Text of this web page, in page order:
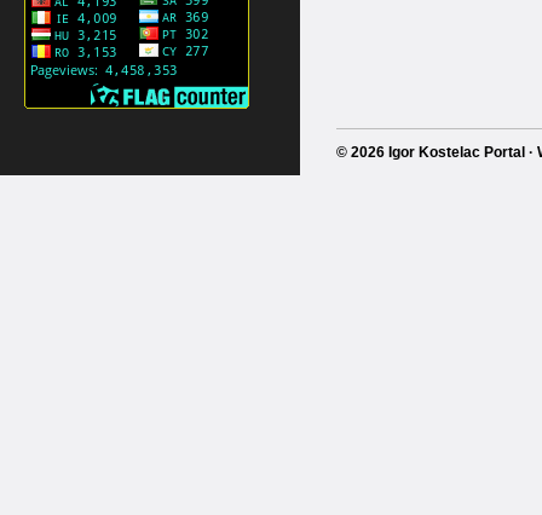
© 2026 Igor Kostelac Portal